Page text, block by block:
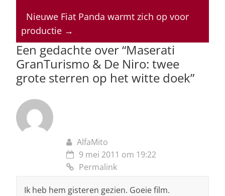
p
p
o
o
k
n s
Nieuwe Fiat Panda warmt zich op voor
productie →
Een gedachte over “Maserati
GranTurismo & De Niro: twee
grote sterren op het witte doek”
AlfaMito
9 mei 2011 om 19:22
Permalink
Ik heb hem gisteren gezien. Goeie film.